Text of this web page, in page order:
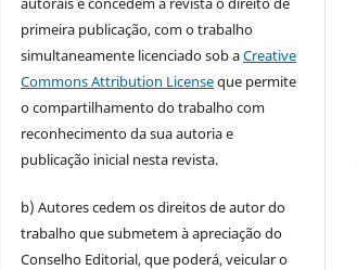
primeira publicação, com o trabalho
simultaneamente licenciado sob aCreative
Commons Attribution Licenseque permite
o compartilhamento do trabalho com
reconhecimento da sua autoria e
publicação inicial nesta revista.
b) Autores cedem os direitos de autor do
trabalho que submetem à apreciação do
Conselho Editorial, que poderá, veicular o